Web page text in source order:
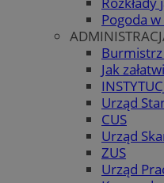
Pogoda
Jak
Urząd
CUS
Urząd
ZUS
Urząd